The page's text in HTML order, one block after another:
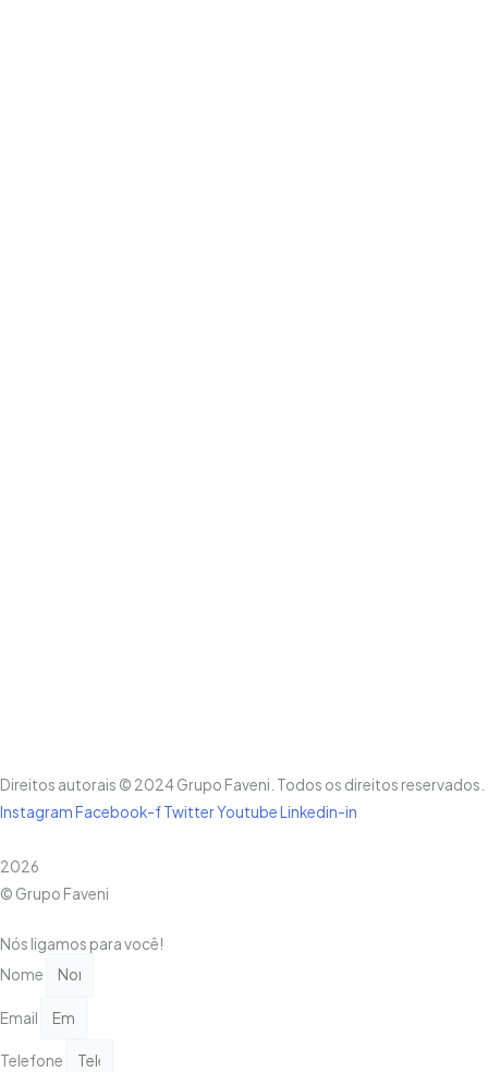
Direitos autorais © 2024 Grupo Faveni. Todos os direitos reservados.
InstagramFacebook-fTwitterYoutubeLinkedin-in
2026
© Grupo Faveni
Nós ligamos para você!
Nome
Email
Telefone